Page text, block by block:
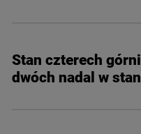
Stan czterech
dwóch nadal w